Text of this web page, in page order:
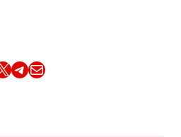
on X Share this article on TelegramEmail this Article